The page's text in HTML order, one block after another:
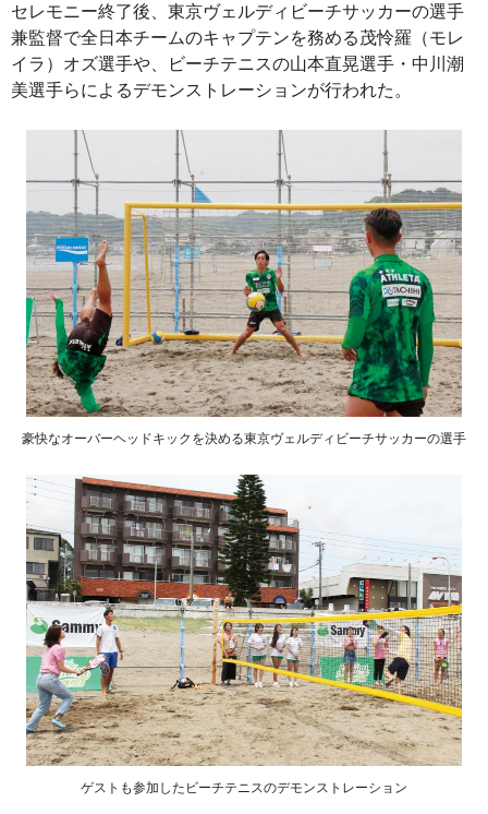
セレモニー終了後、東京ヴェルディビーチサッカーの選手
兼監督で全日本チームのキャプテンを務める茂怜羅（モレ
イラ）オズ選手や、ビーチテニスの山本直晃選手・中川潮
美選手らによるデモンストレーションが行われた。
豪快なオーバーヘッドキックを決める東京ヴェルディビーチサッカーの選手
ゲストも参加したビーチテニスのデモンストレーション